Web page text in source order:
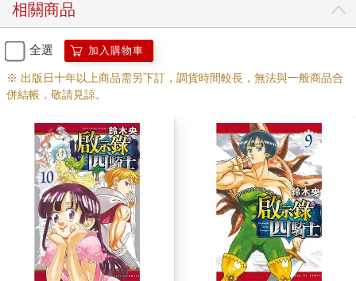
相關商品
全選 加入購物車
※ 出版日十年以上商品需另下訂，調貨時間較長，無法與一般商品合
併結帳，敬請見諒。